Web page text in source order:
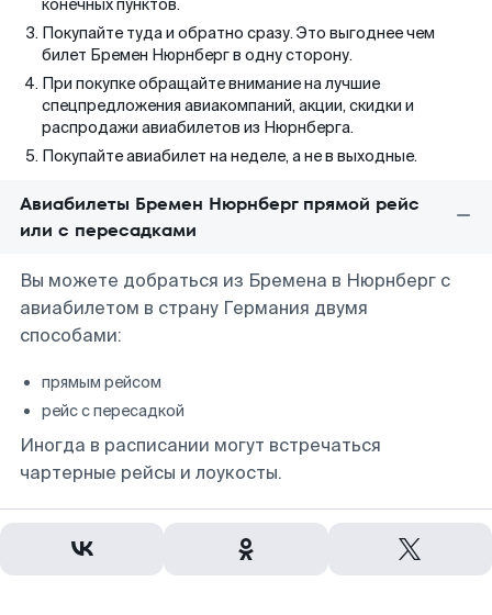
конечных пунктов.
Покупайте туда и обратно сразу. Это выгоднее чем
билет Бремен Нюрнберг в одну сторону.
При покупке обращайте внимание на лучшие
спецпредложения авиакомпаний, акции, скидки и
распродажи авиабилетов из Нюрнберга.
Покупайте авиабилет на неделе, а не в выходные.
Авиабилеты Бремен Нюрнберг прямой рейс
или с пересадками
Вы можете добраться из Бремена в Нюрнберг с
авиабилетом в страну Германия двумя
способами:
прямым рейсом
рейс с пересадкой
Иногда в расписании могут встречаться
чартерные рейсы и лоукосты.